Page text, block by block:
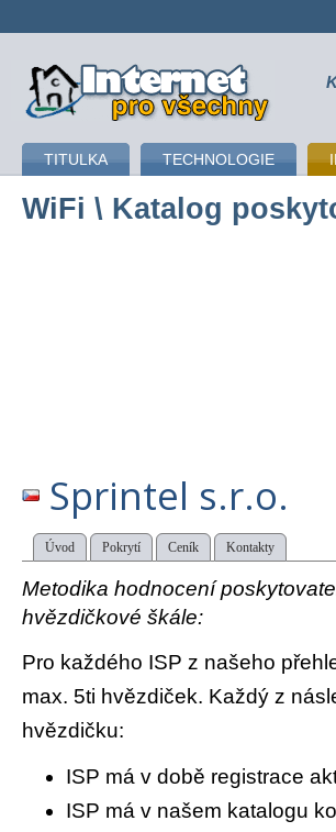
připojení k internetu
TITULKA TECHNOLOGIE
WiFi \ Katalog
Sprintel s.r.o.
Úvod Pokrytí Ceník Kontakty
Metodika hodnocení
hvězdičkové škále:
Pro každého ISP z našeho
max. 5ti hvězdiček. Každý z
hvězdičku:
ISP má v době registrace
ISP má v našem katalogu